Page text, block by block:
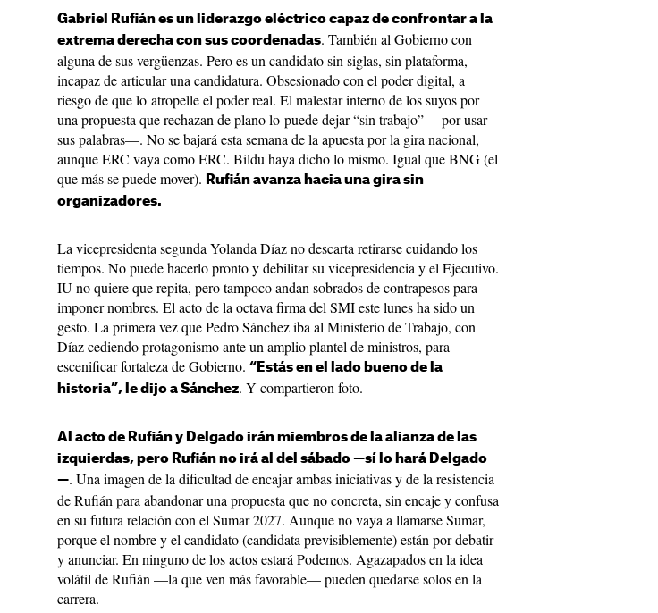
Gabriel Rufián es un liderazgo eléctrico capaz de confrontar a la
extrema derecha con sus coordenadas. También al Gobierno con
alguna de sus vergüenzas. Pero es un candidato sin siglas, sin plataforma,
incapaz de articular una candidatura. Obsesionado con el poder digital, a
riesgo de que lo atropelle el poder real. El malestar interno de los suyos por
una propuesta que rechazan de plano lo puede dejar “sin trabajo” —por usar
sus palabras—. No se bajará esta semana de la apuesta por la gira nacional,
aunque ERC vaya como ERC. Bildu haya dicho lo mismo. Igual que BNG (el
que más se puede mover). Rufián avanza hacia una gira sin
organizadores.
La vicepresidenta segunda Yolanda Díaz no descarta retirarse cuidando los
tiempos. No puede hacerlo pronto y debilitar su vicepresidencia y el Ejecutivo.
IU no quiere que repita, pero tampoco andan sobrados de contrapesos para
imponer nombres. El acto de la octava firma del SMI este lunes ha sido un
gesto. La primera vez que Pedro Sánchez iba al Ministerio de Trabajo, con
Díaz cediendo protagonismo ante un amplio plantel de ministros, para
escenificar fortaleza de Gobierno. “Estás en el lado bueno de la
historia”, le dijo a Sánchez. Y compartieron foto.
Al acto de Rufián y Delgado irán miembros de la alianza de las
izquierdas, pero Rufián no irá al del sábado —sí lo hará Delgado
—. Una imagen de la dificultad de encajar ambas iniciativas y de la resistencia
de Rufián para abandonar una propuesta que no concreta, sin encaje y confusa
en su futura relación con el Sumar 2027. Aunque no vaya a llamarse Sumar,
porque el nombre y el candidato (candidata previsiblemente) están por debatir
y anunciar. En ninguno de los actos estará Podemos. Agazapados en la idea
volátil de Rufián —la que ven más favorable— pueden quedarse solos en la
carrera.